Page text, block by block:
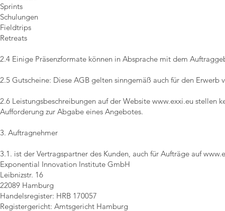
Sprints
Schulungen
Fieldtrips
Retreats
2.4 Einige Präsenzformate können in Absprache mit dem
2.5 Gutscheine: Diese AGB gelten sinngemäß auch für den
2.6 Leistungsbeschreibungen auf der Website www.exxi.eu stellen
Aufforderung zur Abgabe eines Angebotes.
3. Auftragnehmer
3.1. ist der Vertragspartner des Kunden, auch für Aufträge auf
Exponential Innovation Institute GmbH
Leibnizstr. 16
22089 Hamburg
Handelsregister: HRB 170057
Registergericht: Amtsgericht Hamburg